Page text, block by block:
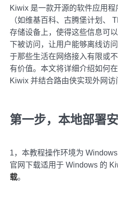
Kiwix 是一款开源的软件应用
（如维基百科、古腾堡计划、
存储设备上，使得这些信息可
下被访问，让用户能够离线访
于那些生活在网络接入有限或
有价值。本文将详细介绍如何
Kiwix 并结合路由侠实现外网访
第一步，本地部署
1，本教程操作环境为
官网下载适用于 Windows 的
载。